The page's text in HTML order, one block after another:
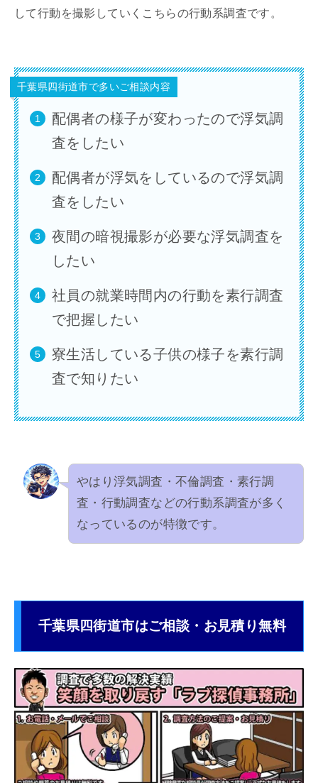
して行動を撮影していくこちらの行動系調査です。
千葉県四街道市で多いご相談内容
配偶者の様子が変わったので浮気調
査をしたい
配偶者が浮気をしているので浮気調
査をしたい
夜間の暗視撮影が必要な浮気調査を
したい
社員の就業時間内の行動を素行調査
で把握したい
寮生活している子供の様子を素行調
査で知りたい
やはり浮気調査・不倫調査・素行調
査・行動調査などの行動系調査が多く
なっているのが特徴です。
千葉県四街道市はご相談・お見積り無料